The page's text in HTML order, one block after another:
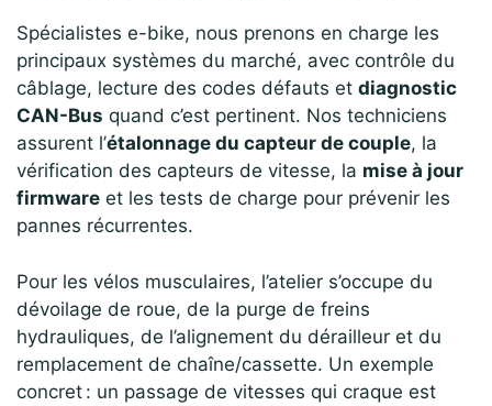
Spécialistes e-bike, nous prenons en charge les
principaux systèmes du marché, avec contrôle du
câblage, lecture des codes défauts et diagnostic
CAN-Bus quand c’est pertinent. Nos techniciens
assurent l’étalonnage du capteur de couple, la
vérification des capteurs de vitesse, la mise à jour
firmware et les tests de charge pour prévenir les
pannes récurrentes.
Pour les vélos musculaires, l’atelier s’occupe du
dévoilage de roue, de la purge de freins
hydrauliques, de l’alignement du dérailleur et du
remplacement de chaîne/cassette. Un exemple
concret : un passage de vitesses qui craque est